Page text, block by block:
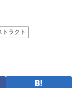
トラクト